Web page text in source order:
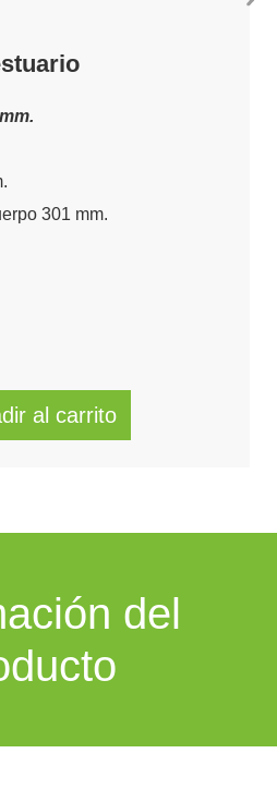
301 mm.
al carrito
del